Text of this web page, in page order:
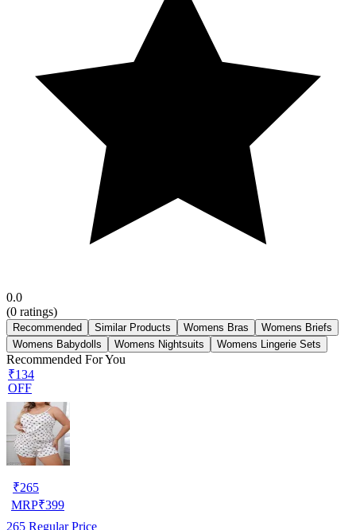
0.0
(0 ratings)
Recommended Similar Products Womens Bras
Womens Briefs
Womens Babydolls
Womens Nightsuits Womens Lingerie Sets
Recommended For You
₹134
OFF
₹265
MRP₹399
265 Regular Price